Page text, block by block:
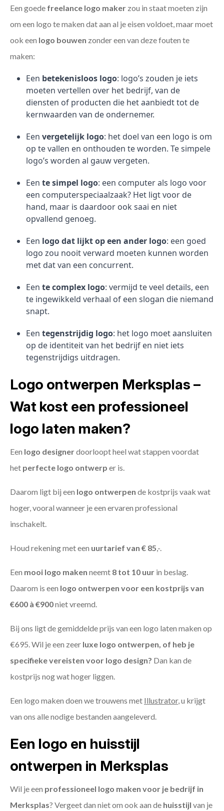
Een goede freelance logo maker zou in staat moeten zijn
om een logo te maken dat aan al je eisen voldoet, maar moet
ook een logo bouwen zonder een van deze fouten te
maken:
Een betekenisloos logo: logo’s zouden je iets
moeten vertellen over het bedrijf, van de
diensten of producten die het aanbiedt tot de
kernwaarden van de ondernemer.
Een vergetelijk logo: het doel van een logo is om
op te vallen en onthouden te worden. Te simpele
logo’s worden al gauw vergeten.
Een te simpel logo: een computer als logo voor
een computerspeciaalzaak? Het ligt voor de
hand, maar is daardoor ook saai en niet
opvallend genoeg.
Een logo dat lijkt op een ander logo: een goed
logo zou nooit verward moeten kunnen worden
met dat van een concurrent.
Een te complex logo: vermijd te veel details, een
te ingewikkeld verhaal of een slogan die niemand
snapt.
Een tegenstrijdig logo: het logo moet aansluiten
op de identiteit van het bedrijf en niet iets
tegenstrijdigs uitdragen.
Logo ontwerpen Merksplas –
Wat kost een professioneel
logo laten maken?
Een logo designerdoorloopt heel wat stappen voordat
het perfecte logo ontwerp er is.
Daarom ligt bij een logo ontwerpen de kostprijs vaak wat
hoger, vooral wanneer je een ervaren professional
inschakelt.
Houd rekening met een uurtarief van € 85,-.
Een mooi logo maken neemt 8 tot 10 uur in beslag.
Daarom is een logo ontwerpen voor een kostprijs van
€600 à €900niet vreemd.
Bij ons ligt de gemiddelde prijs van een logo laten maken op
€695. Wil je een zeer luxe logo ontwerpen, of heb je
specifieke vereisten voor logo design? Dan kan de
kostprijs nog wat hoger liggen.
Een logo maken doen we trouwens met Illustrator, u krijgt
van ons alle nodige bestanden aangeleverd.
Een logo en huisstijl
ontwerpen in Merksplas
Wil je een professioneel logo maken voor je bedrijf in
Merksplas? Vergeet dan niet om ook aan de huisstijl van je